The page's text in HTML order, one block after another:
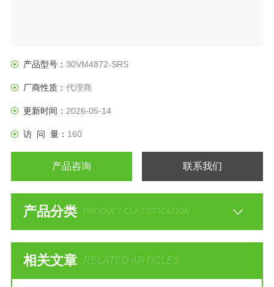
产品型号： 30VM4872-SRS
厂商性质： 代理商
更新时间： 2026-05-14
访 问 量： 160
产品咨询 联系我们
产品分类 PRODUCT CLASSIFICATION
相关文章 RELATED ARTICLES